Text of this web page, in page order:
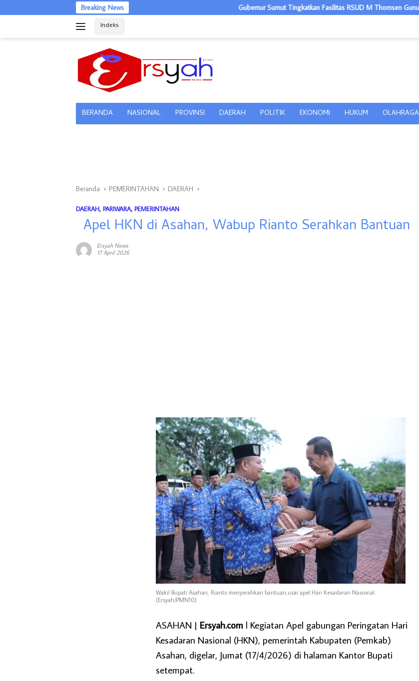
Breaking News Gubernur Sumut Tingkatkan Fasilitas RSUD M Thomsen Gunungsitoli
Indeks
BERANDA NASIONAL PROVINSI DAERAH POLITIK EKONOMI HUKUM OLAHRAGA
Beranda PEMERINTAHAN DAERAH
DAERAH, PARIWARA, PEMERINTAHAN
Apel HKN di Asahan, Wabup Rianto Serahkan Bantuan
Ersyah News
17 April 2026
Wakil Bupati Asahan, Rianto menyerahkan bantuan,usai apel Hari Kesadaran Nasional.
(Ersyah/PMN10)
ASAHAN | Ersyah.com l Kegiatan Apel gabungan Peringatan Hari
Kesadaran Nasional (HKN), pemerintah Kabupaten (Pemkab)
Asahan, digelar, Jumat (17/4/2026) di halaman Kantor Bupati
setempat.